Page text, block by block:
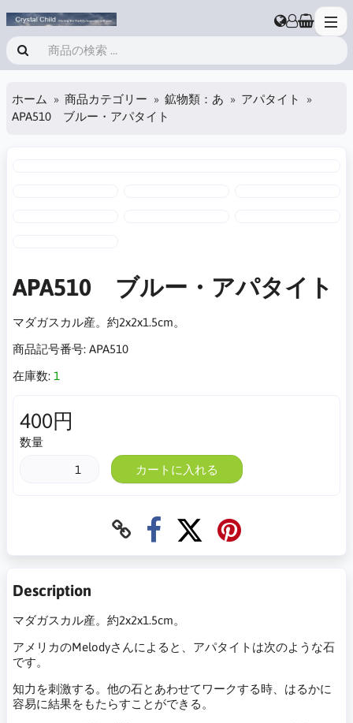
ホーム 商品カテゴリー 鉱物類：あ
アパタイト
APA510 ブルー・アパタイト
APA510 ブルー・アパタイト
マダガスカル産。約2x2x1.5cm。
商品記号番号: APA510
在庫数: 1
400円
数量
カートに入れる
Description
マダガスカル産。約2x2x1.5cm。
アメリカのMelodyさんによると、アパタイトは次のような石
です。
知力を刺激する。他の石とあわせてワークする時、はるかに
容易に結果をもたらすことができる。